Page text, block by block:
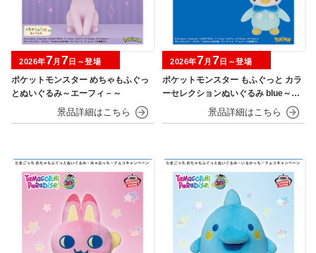
ポケットモンスター めちゃもふぐっ
とぬいぐるみ～エーフィ－～
2026年7月 7日～登場
ポケットモンスター もふぐっと カラ
ーセレクションぬいぐるみ blue～カ
イオーガ・ポッチャマ～
2026年7月 7日～登場